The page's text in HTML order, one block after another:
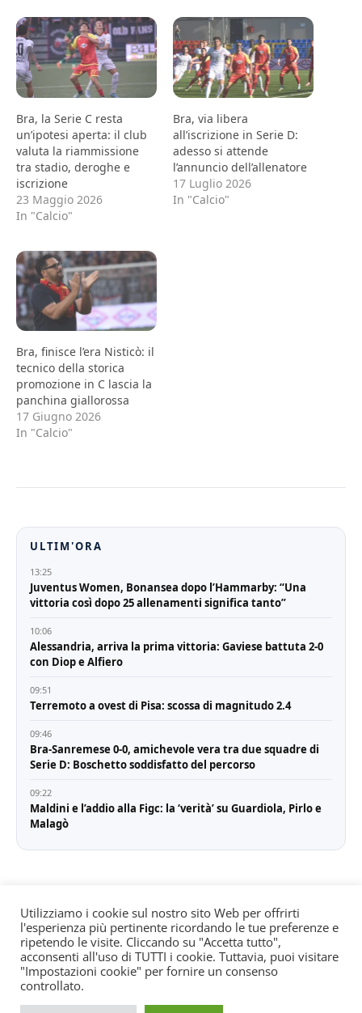
Bra, la Serie C resta
un’ipotesi aperta: il club
valuta la riammissione
tra stadio, deroghe e
iscrizione
23 Maggio 2026
In "Calcio"
Bra, via libera
all’iscrizione in Serie D:
adesso si attende
l’annuncio dell’allenatore
17 Luglio 2026
In "Calcio"
Bra, finisce l’era Nisticò: il
tecnico della storica
promozione in C lascia la
panchina giallorossa
17 Giugno 2026
In "Calcio"
ULTIM'ORA
13:25
Juventus Women, Bonansea dopo l’Hammarby: “Una
vittoria così dopo 25 allenamenti significa tanto”
10:06
Alessandria, arriva la prima vittoria: Gaviese battuta 2-0
con Diop e Alfiero
09:51
Terremoto a ovest di Pisa: scossa di magnitudo 2.4
09:46
Bra-Sanremese 0-0, amichevole vera tra due squadre di
Serie D: Boschetto soddisfatto del percorso
09:22
Maldini e l’addio alla Figc: la ‘verità’ su Guardiola, Pirlo e
Malagò
© All rights reserved. Quotidiano registrato all'albo dei
giornali e periodici presso il Tribunale di Torino n. 25
del 24/8/2022 Editore: Agostino Scozzaro Direttore
responsabile: Andrea Musacchio Theme Sportsx
Utilizziamo i cookie sul nostro sito Web per offrirti
l'esperienza più pertinente ricordando le tue preferenze e
ripetendo le visite. Cliccando su "Accetta tutto",
acconsenti all'uso di TUTTI i cookie. Tuttavia, puoi visitare
"Impostazioni cookie" per fornire un consenso
controllato.